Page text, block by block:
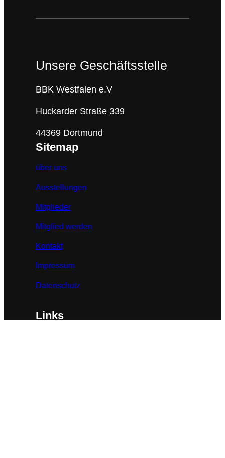
Unsere Geschäftsstelle
BBK Westfalen e.V
Huckarder Straße 339
44369 Dortmund
Sitemap
über uns
Ausstellungen
Mitglieder
Mitglied werden
Kontakt
Impressum
Datenschutz
Links